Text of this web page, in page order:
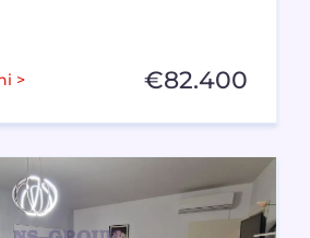
> €82.400